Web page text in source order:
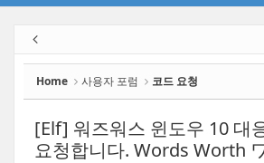
Home 사용자 포럼 코드 요청
[Elf] 워즈워스 윈도우 10 대
요청합니다. Words Worth